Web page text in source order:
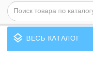
layers ВЕСЬ КАТАЛОГ